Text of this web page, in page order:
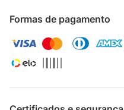
Formas de pagamento